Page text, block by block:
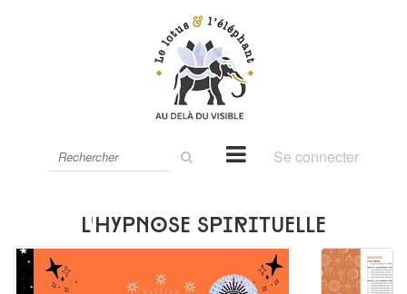
le
Se connecter
L'hypnose spirituelle